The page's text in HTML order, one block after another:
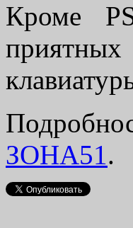
Кроме
ЗОНА51.